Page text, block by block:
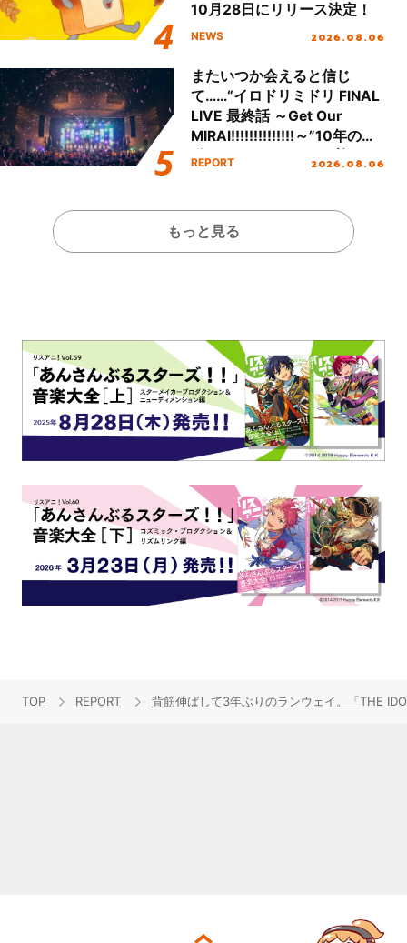
10月28日にリリース決定！
NEWS 2026.08.06
またいつか会えると信じ
て……“イロドリミドリ FINAL
LIVE 最終話 ～Get Our
MIRAI!!!!!!!!!!!!!!～”10年の活
動を経てファイナルを迎える
REPORT 2026.08.06
もっと見る
TOP REPORT 背筋伸ばして3年ぶりのランウェイ。「THE